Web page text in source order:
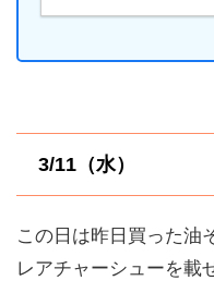
3/11（水）
この日は昨日買った油
レアチャーシューを載